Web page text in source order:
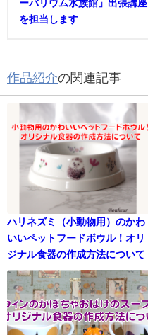
ーバリウム水族館」出張講座
を担当します
作品紹介の関連記事
ハリネズミ（小動物用）のかわ
いいペットフードボウル！オリ
ジナル食器の作成方法について